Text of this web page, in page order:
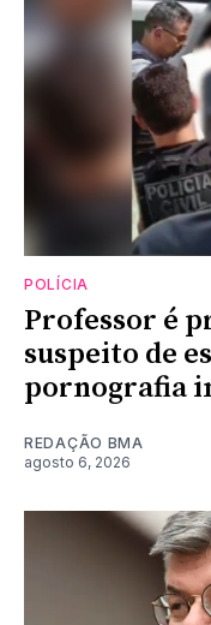
POLÍCIA
Professor é
suspeito de
pornografia
REDAÇÃO BMA
agosto 6, 2026